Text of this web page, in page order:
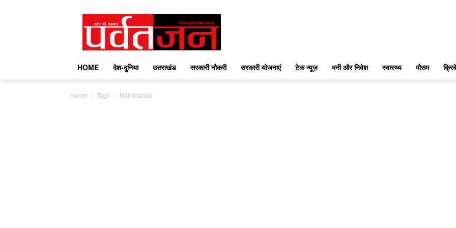
HOME देश-दुनिया उत्तराखंड सरकारी नौकरी सरकारी योजनाएं टेक न्यूज़ मनी और निवेश स्वास्थ्य मौसम
Home Tags Nainidanda